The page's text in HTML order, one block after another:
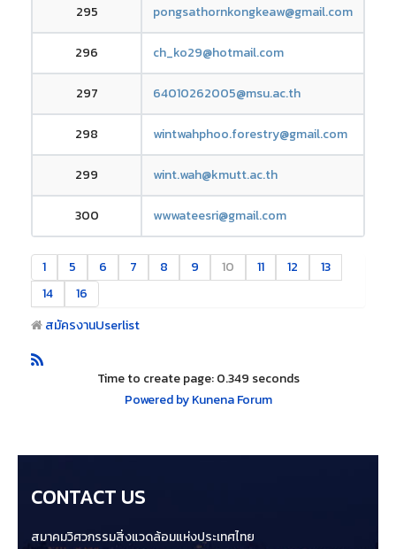
295 pongsathornkongkeaw@gmail.com
296 ch_ko29@hotmail.com
297 64010262005@msu.ac.th
298 wintwahphoo.forestry@gmail.com
299 wint.wah@kmutt.ac.th
300 wwwateesri@gmail.com
1 5 6 7 8 9 10 11 12
13
14
16
สมัครงานUserlist
Time to create page: 0.349 seconds
Powered by Kunena Forum
CONTACT US
สมาคมวิศวกรรมสิ่งแวดล้อมแห่งประเทศไทย